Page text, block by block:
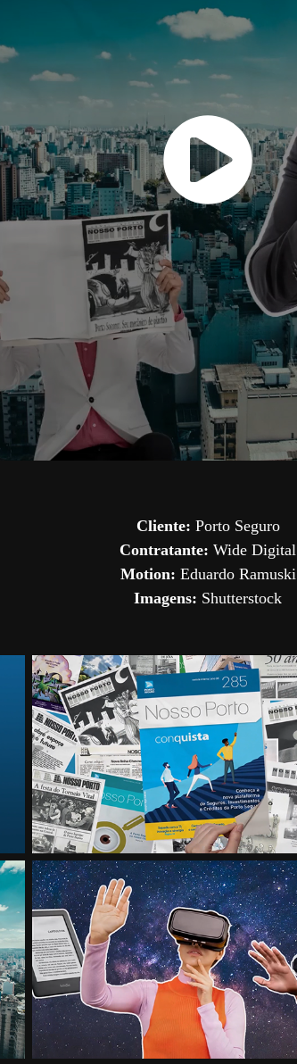
Cliente: Porto Seguro
Contratante: Wide Digital
Motion: Eduardo Ramuski
Imagens: Shutterstock